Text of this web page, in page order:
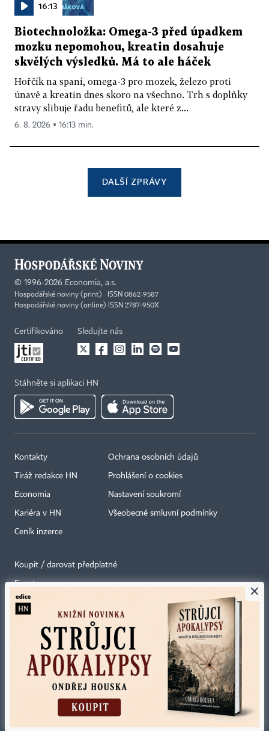
16:13
Biotechnoložka: Omega-3 před úpadkem
mozku nepomohou, kreatin dosahuje
skvělých výsledků. Má to ale háček
Hořčík na spaní, omega-3 pro mozek, železo proti
únavě a kreatin dnes skoro na všechno. Trh s doplňky
stravy slibuje řadu benefitů, ale které z...
6. 8. 2026 ▪ 16:13 min.
DALŠÍ ZPRÁVY
© 1996-2026 Economia, a.s.
Hospodářské noviny (print) ISSN 0862-9587
Hospodářské noviny (online) ISSN 2787-950X
Certifikováno Sledujte nás
Stáhněte si aplikaci HN
Kontakty
Tiráž redakce HN
Economia
Kariéra v HN
Ceník inzerce
Ochrana osobních údajů
Prohlášení o cookies
Nastavení soukromí
Všeobecné smluvní podmínky
Koupit / darovat předplatné
Eventy
Newslettery
Autorská práva vykonává vydavatel. Bez písemného svolení vydavatele je
zakázáno jakékoli užití částí nebo celku díla, zejména rozmnožování a šíření
jakýmkoli způsobem, mechanickým nebo elektronickým, v českém nebo
jiném jazyce. Bez souhlasu vydavatele je zakázáno též rozmnožování
obsahu pro účely automatizované analýzy textů nebo dat
×